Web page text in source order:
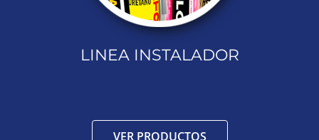
LINEA INSTALADOR
VER PRODUCTOS